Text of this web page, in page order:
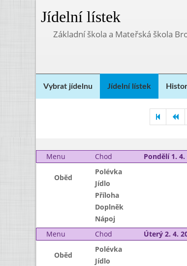
Jídelní lístek
Základní škola a Mateřská škola
Vybrat jídelnu Jídelní lístek
Menu
Chod Pondělí 1. 4.
Oběd
Polévka
Jídlo
Příloha
Doplněk
Nápoj
Menu
Chod Úterý 2. 4.
Oběd
Polévka
Jídlo